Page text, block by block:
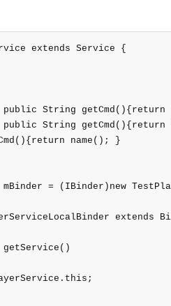
extends Service {
String
String
name(); }
= (IBinder)new
extends